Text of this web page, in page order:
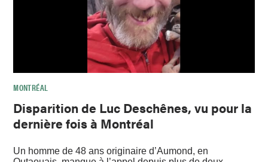
MONTRÉAL
Disparition de Luc Deschênes, vu pour la
dernière fois à Montréal
Un homme de 48 ans originaire d’Aumond, en